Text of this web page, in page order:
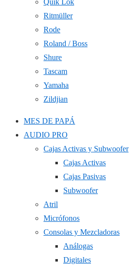
Quik Lok
Ritmüller
Rode
Roland / Boss
Shure
Tascam
Yamaha
Zildjian
MES DE PAPÁ
AUDIO PRO
Cajas Activas y Subwoofer
Cajas Activas
Cajas Pasivas
Subwoofer
Atril
Micrófonos
Consolas y Mezcladoras
Análogas
Digitales